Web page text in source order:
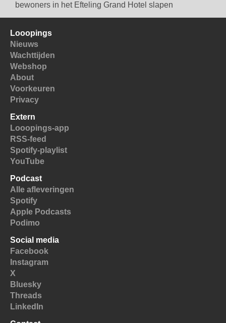
bewoners in het Efteling Grand Hotel slapen
Looopings
Nieuws
Wachttijden
Webshop
About
Voorkeuren
Privacy
Extern
Looopings-app
RSS-feed
Spotify-playlist
YouTube
Podcast
Alle afleveringen
Spotify
Apple Podcasts
Podimo
Social media
Facebook
Instagram
X
Bluesky
Threads
LinkedIn